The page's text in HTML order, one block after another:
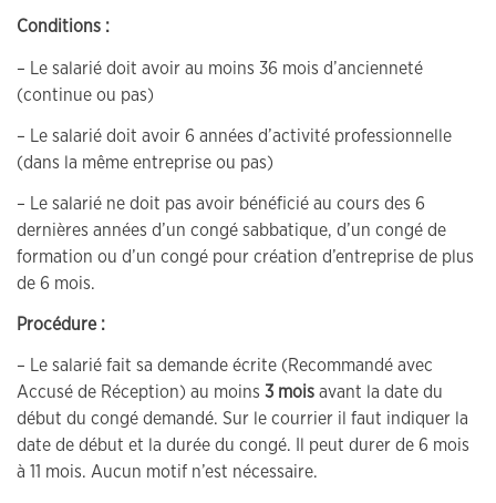
Conditions :
– Le salarié doit avoir au moins 36 mois d’ancienneté
(continue ou pas)
– Le salarié doit avoir 6 années d’activité professionnelle
(dans la même entreprise ou pas)
– Le salarié ne doit pas avoir bénéficié au cours des 6
dernières années d’un congé sabbatique, d’un congé de
formation ou d’un congé pour création d’entreprise de plus
de 6 mois.
Procédure :
– Le salarié fait sa demande écrite (Recommandé avec
Accusé de Réception) au moins 3 mois avant la date du
début du congé demandé. Sur le courrier il faut indiquer la
date de début et la durée du congé. Il peut durer de 6 mois
à 11 mois. Aucun motif n’est nécessaire.